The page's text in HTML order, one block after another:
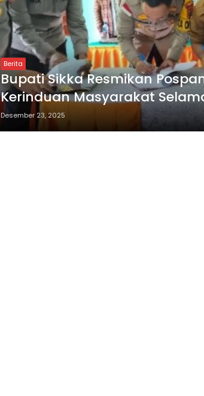
Berita
Bupati Sikka Resmikan
Kerinduan Masyarakat
Desember 23, 2025